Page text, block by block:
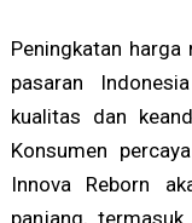
Peningkatan
pasaran
kualitas dan
Konsumen
Innova Reborn